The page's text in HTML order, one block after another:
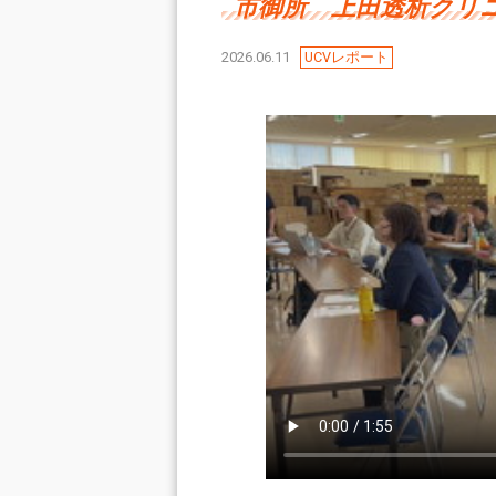
市御所 上田透析クリ
2026.06.11 UCVレポート